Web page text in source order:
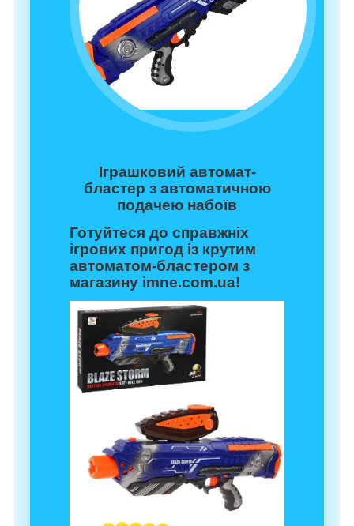
Іграшковий автомат-
бластер з автоматичною
подачею набоїв
Готуйтеся до справжніх
ігрових пригод із крутим
автоматом-бластером з
магазину imne.com.ua!